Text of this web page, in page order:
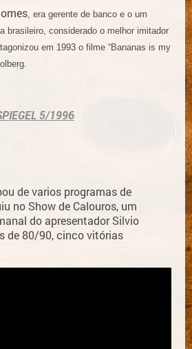
, era gerente de banco e o um
brasileiro, considerado o melhor imitador
em 1993 o filme “Bananas is my
5/1996
de varios programas de
no Show de Calouros, um
do apresentador Silvio
de 80/90, cinco vitórias